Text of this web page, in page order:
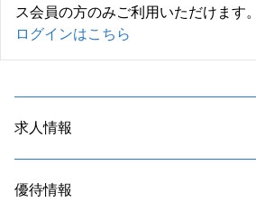
ス会員の方のみご利用いただけます。
ログインはこちら
求人情報
優待情報